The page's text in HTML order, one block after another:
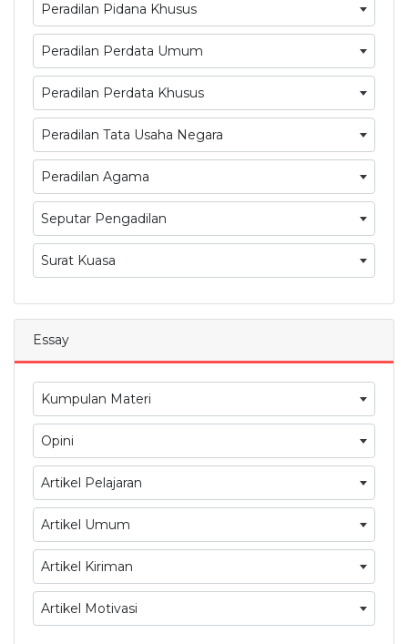
Peradilan Pidana Khusus
Peradilan Perdata Umum
Peradilan Perdata Khusus
Peradilan Tata Usaha Negara
Peradilan Agama
Seputar Pengadilan
Surat Kuasa
Essay
Kumpulan Materi
Opini
Artikel Pelajaran
Artikel Umum
Artikel Kiriman
Artikel Motivasi